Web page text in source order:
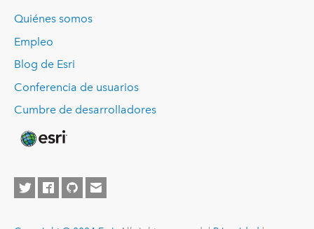
Quiénes somos
Empleo
Blog de Esri
Conferencia de usuarios
Cumbre de desarrolladores